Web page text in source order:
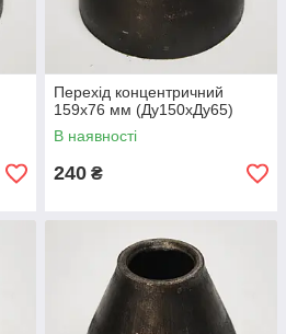
Перехід концентричний
159х76 мм (Ду150хДу65)
В наявності
240 ₴